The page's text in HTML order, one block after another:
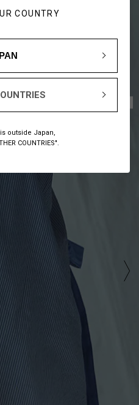
COUNTRY
outside Japan,
COUNTRIES".